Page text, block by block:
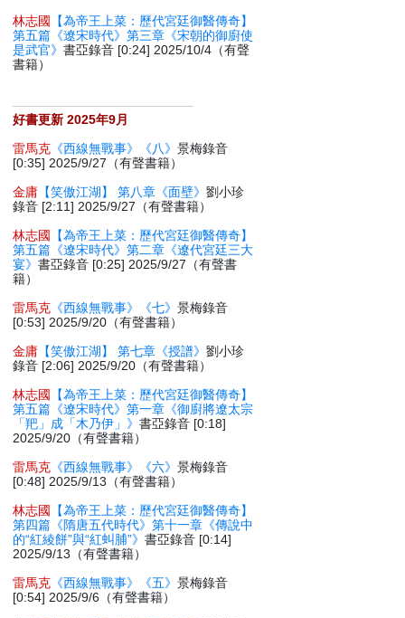
林志國
【為帝王上菜：歷代宮廷御醫傳奇】
第五篇《遼宋時代》第三章《宋朝的御廚使
是武官》書亞錄音 [0:24] 2025/10/4（有聲
書籍）
好書更新 2025年9月
雷馬克 《西線無戰事》《八》景梅錄音
[0:35] 2025/9/27（有聲書籍）
金庸 【笑傲江湖】 第八章《面壁》劉小珍
錄音 [2:11] 2025/9/27（有聲書籍）
林志國
【為帝王上菜：歷代宮廷御醫傳奇】
第五篇《遼宋時代》第二章《遼代宮廷三大
宴》書亞錄音 [0:25] 2025/9/27（有聲書
籍）
雷馬克 《西線無戰事》《七》景梅錄音
[0:53] 2025/9/20（有聲書籍）
金庸 【笑傲江湖】 第七章《授譜》劉小珍
錄音 [2:06] 2025/9/20（有聲書籍）
林志國
【為帝王上菜：歷代宮廷御醫傳奇】
第五篇《遼宋時代》第一章《御廚將遼太宗
「羓」成「木乃伊」》書亞錄音 [0:18]
2025/9/20（有聲書籍）
雷馬克 《西線無戰事》《六》景梅錄音
[0:48] 2025/9/13（有聲書籍）
林志國
【為帝王上菜：歷代宮廷御醫傳奇】
第四篇《隋唐五代時代》第十一章《傳說中
的“紅綾餅”與“紅虯脯”》書亞錄音 [0:14]
2025/9/13（有聲書籍）
雷馬克 《西線無戰事》《五》景梅錄音
[0:54] 2025/9/6（有聲書籍）